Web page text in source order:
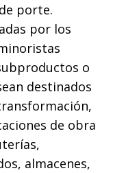
porte.
por los
o
destinados
de obra
almacenes,